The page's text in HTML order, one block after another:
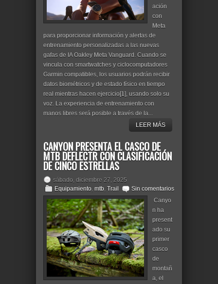
ación
con
Meta
para proporcionar información y alertas de
entrenamiento personalizadas a las nuevas
gafas de IA Oakley Meta Vanguard. Cuando se
vincula con smartwatches y ciclocomputadores
Garmin compatibles, los usuarios podrán recibir
datos biométricos y de estado físico en tiempo
real mientras hacen ejercicio[1], usando solo su
voz. La experiencia de entrenamiento con
manos libres será posible a través de la...
LEER MÁS
CANYON PRESENTA EL CASCO DE
MTB DEFLECTR CON CLASIFICACIÓN
DE CINCO ESTRELLAS
sábado, diciembre 27, 2025
Equipamiento, mtb, Trail
Sin comentarios
Canyo
n ha
present
ado su
primer
casco
de
montañ
a, el